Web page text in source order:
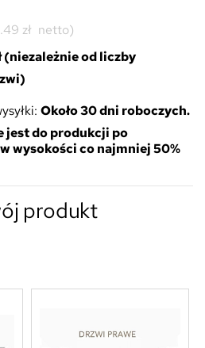
zł netto)
(niezależnie od liczby
Około 30 dni roboczych.
jest do produkcji po
wysokości co najmniej 50%
produkt